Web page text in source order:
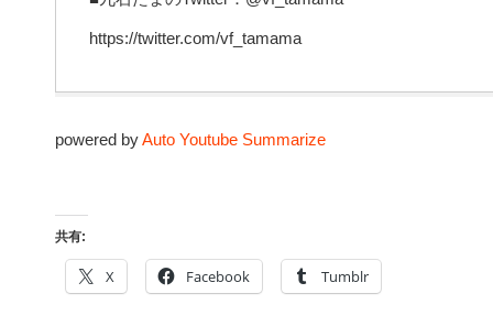
https://twitter.com/vf_tamama
powered byAuto Youtube Summarize
共有:
X Facebook Tumblr